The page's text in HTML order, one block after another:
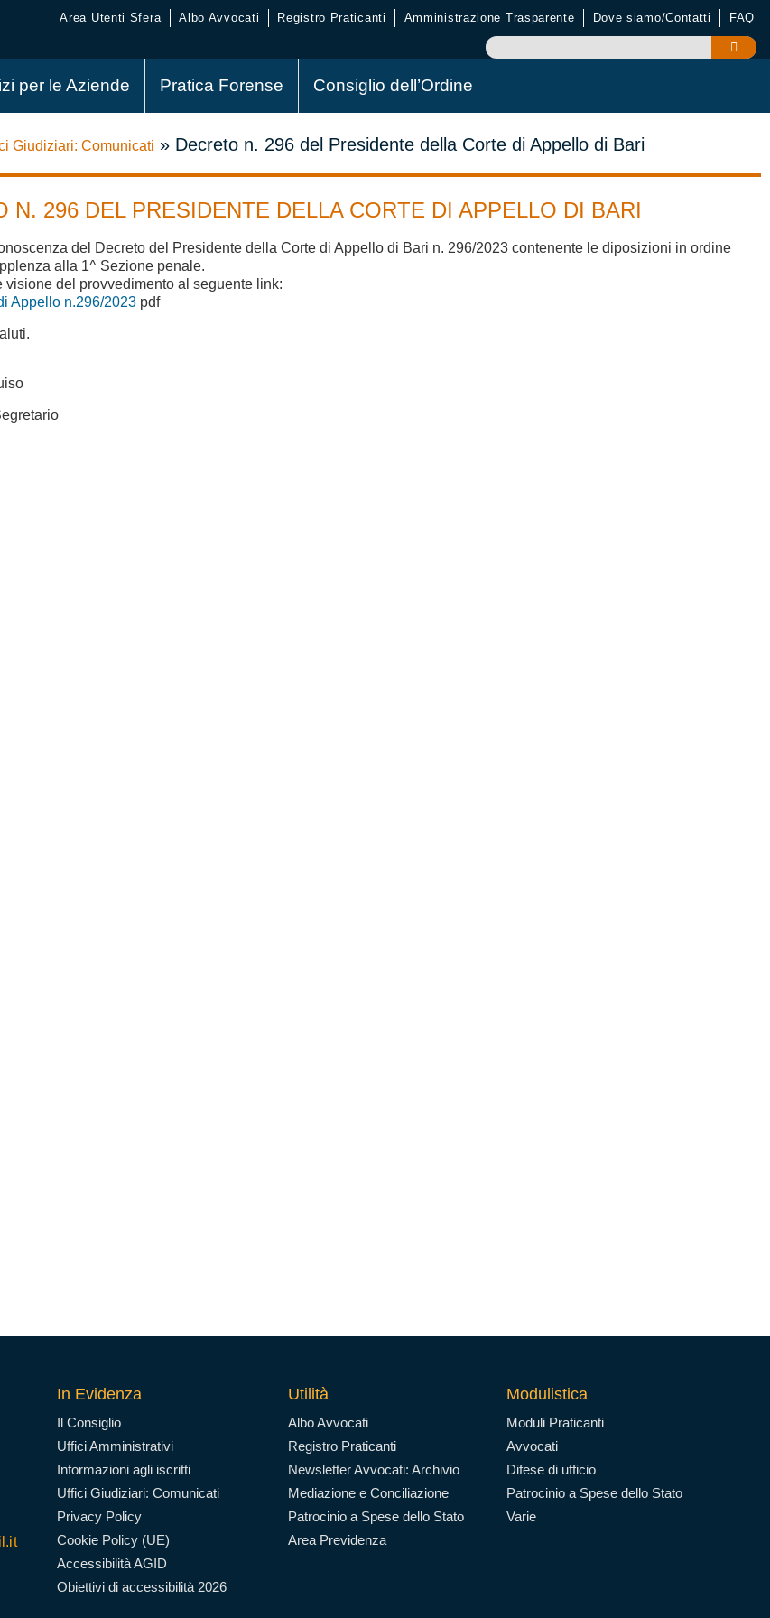
Area Utenti Sfera Albo Avvocati Registro Praticanti Amministrazione Trasparente Dove siamo/Contatti FAQ
per le Aziende Pratica Forense Consiglio dell’Ordine
Giudiziari: Comunicati » Decreto n. 296 del Presidente della Corte di Appello di Bari
N. 296 DEL PRESIDENTE DELLA CORTE DI APPELLO DI BARI
del Decreto del Presidente della Corte di Appello di Bari n. 296/2023 contenente le diposizioni in ordine
alla 1^ Sezione penale.
visione del provvedimento al seguente link:
Appello n.296/2023 pdf
In Evidenza
Il Consiglio
Uffici Amministrativi
Informazioni agli iscritti
Uffici Giudiziari: Comunicati
Privacy Policy
Cookie Policy (UE)
Accessibilità AGID
Obiettivi di accessibilità 2026
Utilità
Albo Avvocati
Registro Praticanti
Newsletter Avvocati: Archivio
Mediazione e Conciliazione
Patrocinio a Spese dello Stato
Area Previdenza
Modulistica
Moduli Praticanti
Avvocati
Difese di ufficio
Patrocinio a Spese dello Stato
Varie